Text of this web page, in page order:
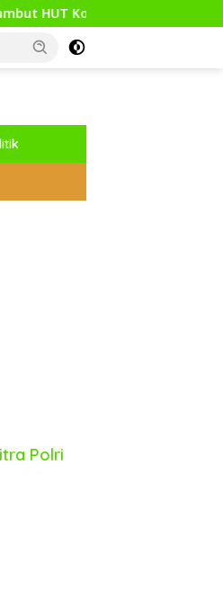
Raden Intan, Kodim 0427/Way
Polri